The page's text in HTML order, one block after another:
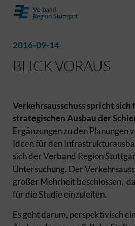
2016-09-14
BLICK VORAUS
Verkehrsausschuss spricht
strategischen Ausbau der
Ergänzungen zu den Planungen
Ideen für den
sich der Verband Region
Untersuchung. Der
großer Mehrheit beschlossen,
für die Studie einzuleiten.
Es geht darum, perspektivisch